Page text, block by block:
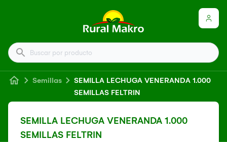
Buscar por producto
Semillas
SEMILLA LECHUGA VENERANDA 1.000
SEMILLAS FELTRIN
SEMILLA LECHUGA VENERANDA 1.000
SEMILLAS FELTRIN